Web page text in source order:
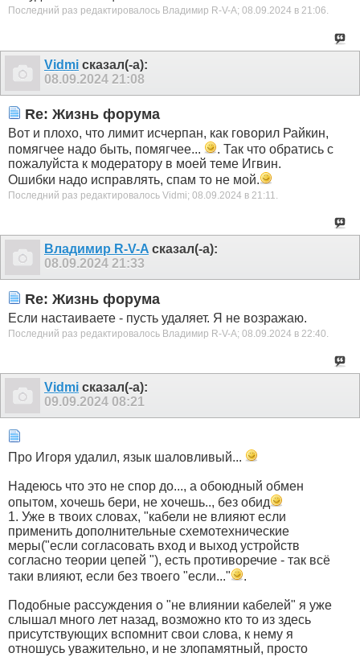
Последний раз редактировалось Владимир R-V-A; 08.09.2024 в 21:06.
Vidmi сказал(-а):
08.09.2024 21:08
Re: Жизнь форума
Вот и плохо, что лимит исчерпан, как говорил Райкин,
помягчее надо быть, помягчее...
. Так что обратись с
пожалуйста к модератору в моей теме Игвин.
Ошибки надо исправлять, спам то не мой.
Последний раз редактировалось Vidmi; 08.09.2024 в 21:11.
Владимир R-V-A сказал(-а):
08.09.2024 21:33
Re: Жизнь форума
Если настаиваете - пусть удаляет. Я не возражаю.
Последний раз редактировалось Владимир R-V-A; 08.09.2024 в 22:40.
Vidmi сказал(-а):
09.09.2024 08:21
Про Игоря удалил, язык шаловливый...
Надеюсь что это не спор до..., а обоюдный обмен
опытом, хочешь бери, не хочешь.., без обид
1. Уже в твоих словах, "кабели не влияют если
применить дополнительные схемотехнические
меры("если согласовать вход и выход устройств
согласно теории цепей "), есть противоречие - так всё
таки влияют, если без твоего "если..."
.
Подобные рассуждения о "не влиянии кабелей" я уже
слышал много лет назад, возможно кто то из здесь
присутствующих вспомнит свои слова, к нему я
отношусь уважительно, и не злопамятный, просто